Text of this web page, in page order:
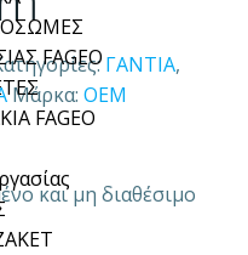
FAGEO
FAGEO
ΓΑΝΤΙΑ,
Μάρκα: OEM
και μη διαθέσιμο